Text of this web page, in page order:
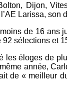
Dijon,
Larissa, son
de 16
sélections et
les éloges de
année,
de « meilleur